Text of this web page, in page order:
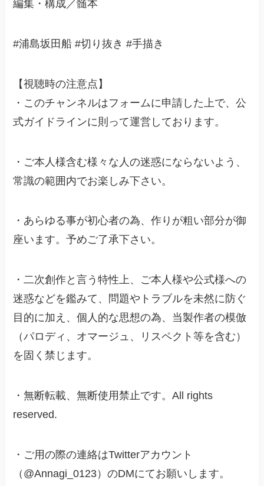
編集・構成／髄本
#浦島坂田船 #切り抜き #手描き
【視聴時の注意点】
・このチャンネルはフォームに申請した上で、公
式ガイドラインに則って運営しております。
・ご本人様含む様々な人の迷惑にならないよう、
常識の範囲内でお楽しみ下さい。
・あらゆる事が初心者の為、作りが粗い部分が御
座います。予めご了承下さい。
・二次創作と言う特性上、ご本人様や公式様への
迷惑などを鑑みて、問題やトラブルを未然に防ぐ
目的に加え、個人的な思想の為、当製作者の模倣
（パロディ、オマージュ、リスペクト等を含む）
を固く禁じます。
・無断転載、無断使用禁止です。All rights
reserved.
・ご用の際の連絡はTwitterアカウント
（@Annagi_0123）のDMにてお願いします。